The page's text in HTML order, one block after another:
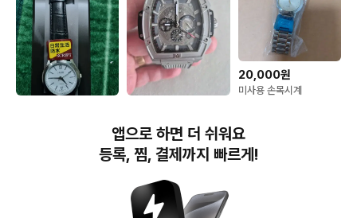
고급)회색 스포티한시계
20,000원
미사용 손목시계
앱으로 하면 더 쉬워요
등록, 찜, 결제까지 빠르게!